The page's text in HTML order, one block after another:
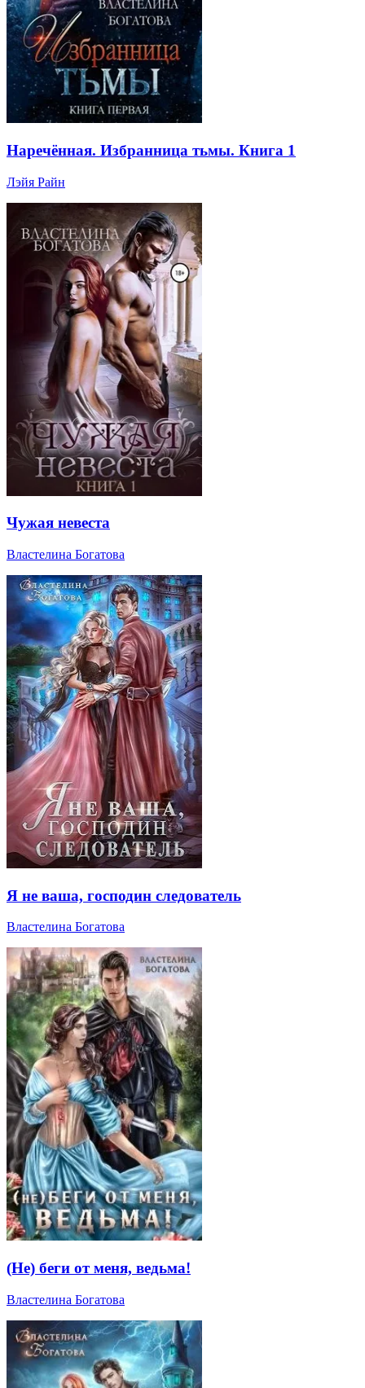
Наречённая. Избранница тьмы. Книга 1
Лэйя Райн
Чужая невеста
Властелина Богатова
Я не ваша, господин следователь
Властелина Богатова
(Не) беги от меня, ведьма!
Властелина Богатова